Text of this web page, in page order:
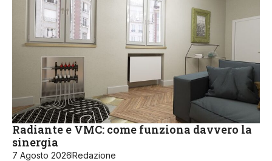
Radiante e VMC: come funziona davvero la
sinergia
7 Agosto 2026Redazione